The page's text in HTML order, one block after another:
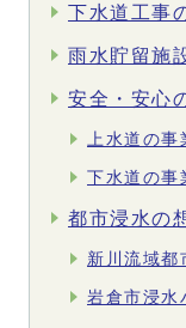
下水道工事
雨水貯留施
安全・安心
上水道の事
下水道の事
都市浸水の
新川流域都
岩倉市浸水